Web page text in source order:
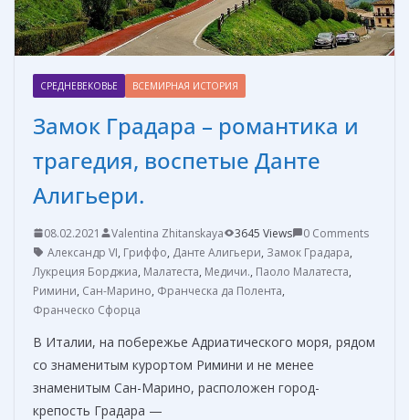
СРЕДНЕВЕКОВЬЕ ВСЕМИРНАЯ ИСТОРИЯ
Замок Градара – романтика и
трагедия, воспетые Данте
Алигьери.
08.02.2021 Valentina Zhitanskaya 3645 Views
0 Comments
Александр VI, Гриффо, Данте Алигьери, Замок Градара,
Лукреция Борджиа, Малатеста, Медичи., Паоло Малатеста,
Римини, Сан-Марино, Франческа да Полента,
Франческо Сфорца
В Италии, на побережье Адриатического моря, рядом
со знаменитым курортом Римини и не менее
знаменитым Сан-Марино, расположен город-
крепость Градара —